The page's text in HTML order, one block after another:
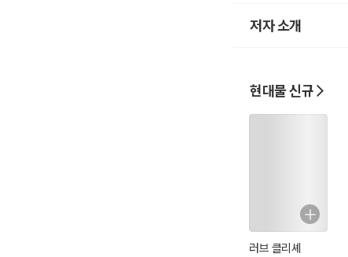
방배동 아파트에서
저자 소개
현대물 신규
러브 클리셰